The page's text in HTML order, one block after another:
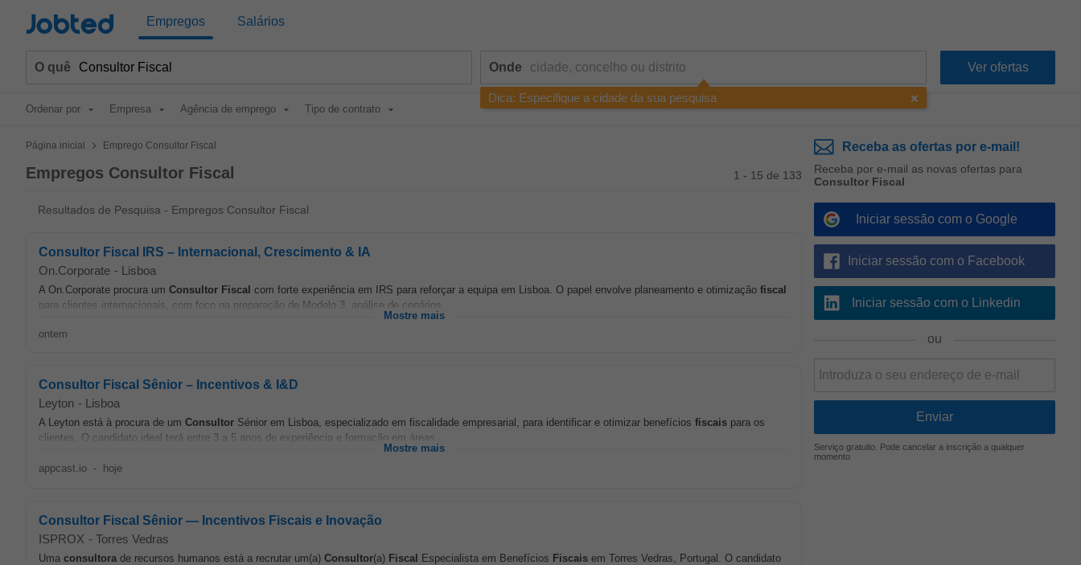
Jobted Empregos Salários
O quê Onde
Dica: Especifique a cidade da sua pesquisa
Ordenar por Empresa Agência de emprego Tipo de contrato
Página inicial > Emprego Consultor Fiscal
Empregos Consultor Fiscal 1 - 15 de 133
Resultados de Pesquisa - Empregos Consultor Fiscal
Consultor Fiscal IRS – Internacional, Crescimento & IA
On.Corporate - Lisboa
A On.Corporate procura um Consultor Fiscal com forte experiência em IRS para reforçar a equipa em Lisboa. O papel envolve planeamento e otimização fiscal
para clientes internacionais, com foco na preparação de Modelo 3, análise de cenários...
Mostre mais
ontem
Consultor Fiscal Sênior – Incentivos & I&D
Leyton - Lisboa
A Leyton está à procura de um Consultor Sénior em Lisboa, especializado em fiscalidade empresarial, para identificar e otimizar benefícios fiscais para os
clientes. O candidato ideal terá entre 3 a 5 anos de experiência e formação em áreas...
Mostre mais
appcast.io - hoje
Consultor Fiscal Sênior — Incentivos Fiscais e Inovação
ISPROX - Torres Vedras
Uma consultora de recursos humanos está a recrutar um(a) Consultor(a) Fiscal Especialista em Benefícios Fiscais em Torres Vedras, Portugal. O candidato
Receba as ofertas por e-mail!
Receba por e-mail as novas ofertas para
Consultor Fiscal
Iniciar sessão com o Google
Iniciar sessão com o Facebook
Iniciar sessão com o Linkedin
ou
Serviço gratuito. Pode cancelar a inscrição a qualquer
momento